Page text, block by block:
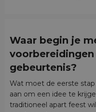
Waar begin je
gebeurtenis?
Wat moet de eerste
aan om een idee te
traditioneel apart feest